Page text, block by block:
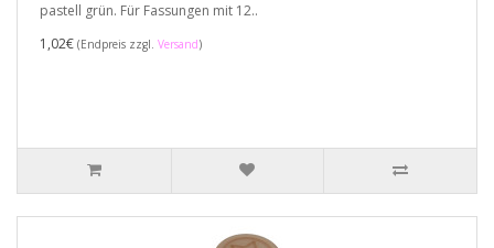
pastell grün. Für Fassungen mit 12..
1,02€ (Endpreis zzgl. Versand)